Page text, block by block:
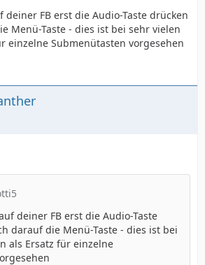
deiner FB erst die Audio-Taste drücken
Menü-Taste - dies ist bei sehr vielen
einzelne Submenütasten vorgesehen
deiner FB erst die Audio-Taste
darauf die Menü-Taste - dies ist bei
als Ersatz für einzelne